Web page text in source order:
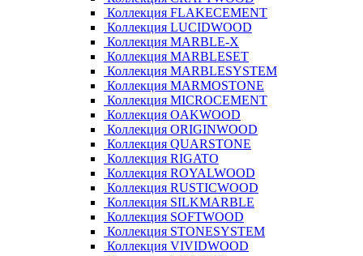
Коллекция FLAKECEMENT
Коллекция LUCIDWOOD
Коллекция MARBLE-X
Коллекция MARBLESET
Коллекция MARBLESYSTEM
Коллекция MARMOSTONE
Коллекция MICROCEMENT
Коллекция OAKWOOD
Коллекция ORIGINWOOD
Коллекция QUARSTONE
Коллекция RIGATO
Коллекция ROYALWOOD
Коллекция RUSTICWOOD
Коллекция SILKMARBLE
Коллекция SOFTWOOD
Коллекция STONESYSTEM
Коллекция VIVIDWOOD